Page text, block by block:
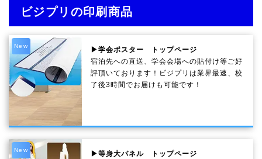
ビジプリの印刷商品
New
▶学会ポスター トップページ
宿泊先への直送、学会会場への貼付け等ご好
評頂いております！ビジプリは業界最速、校
了後3時間でお届けも可能です！
New
▶等身大パネル トップページ